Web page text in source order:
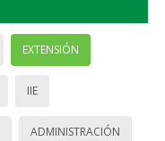
EXTENSIÓN
IIE
ADMINISTRACIÓN